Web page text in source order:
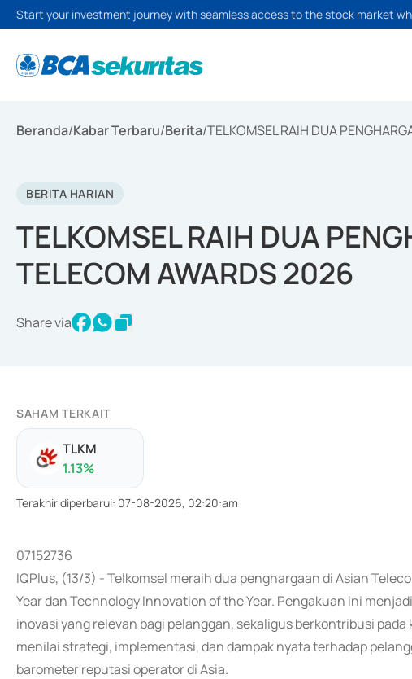
Start your investment journey with seamless access to the stock market
Beranda/Kabar Terbaru/Berita/TELKOMSEL RAIH DUA
BERITA HARIAN
TELKOMSEL RAIH DUA
TELECOM AWARDS 2026
Share via
SAHAM TERKAIT
TLKM
1.13%
Terakhir diperbarui: 07-08-2026, 02:20:am
07152736
IQPlus, (13/3) - Telkomsel meraih dua penghargaan di Asian
Year dan Technology Innovation of the Year. Pengakuan ini
inovasi yang relevan bagi pelanggan, sekaligus berkontribusi
menilai strategi, implementasi, dan dampak nyata terhadap
barometer reputasi operator di Asia.